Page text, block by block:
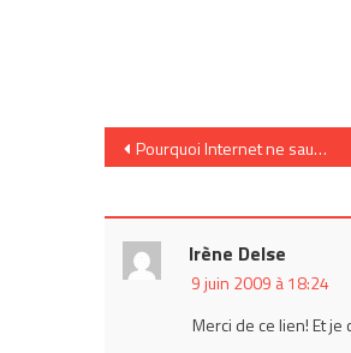
Navigation
l’article
Pourquoi Internet ne sauvera pas Tiananmen de l’Oubli
Irène Delse
9 juin 2009 à 18:24
Merci de ce lien! Et